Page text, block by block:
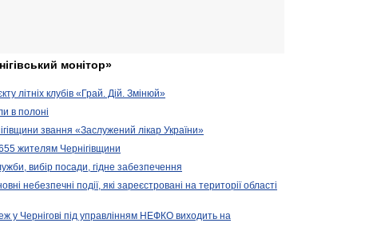
монітор»
літніх клубів «Грай. Дій. Змінюй»
в полоні
звання «Заслужений лікар України»
жителям Чернігівщини
вибір посади, гідне забезпечення
небезпечні події, які зареєстровані на території області
у Чернігові під управлінням НЕФКО виходить на